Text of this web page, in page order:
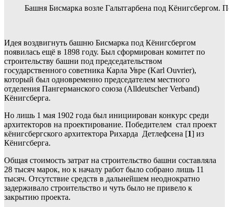
Башня Бисмарка возле Гальтгарбена под Кёнигсбергом.
Идея воздвигнуть башню Бисмарка под Кёнигсбергом
появилась ещё в 1898 году. Был сформирован комитет по
строительству башни под председательством
государственного советника Карла Увре (Karl Ouvrier),
который был одновременно председателем местного
отделения Пангерманского союза (Alldeutscher Verband)
Кёнигсберга.
Но лишь 1 мая 1902 года был инициирован конкурс среди
архитекторов на проектирование. Победителем стал проект
кёнигсбергского архитектора Рихарда Детлефсена [1] из
Кёнигсберга.
Общая стоимость затрат на строительство башни составляла
28 тысяч марок, но к началу работ было собрано лишь 11
тысяч. Отсутствие средств в дальнейшем неоднократно
задерживало строительство и чуть было не привело к
закрытию проекта.